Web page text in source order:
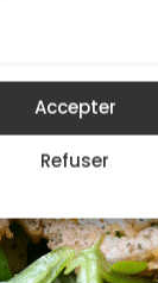
Accepter
Refuser